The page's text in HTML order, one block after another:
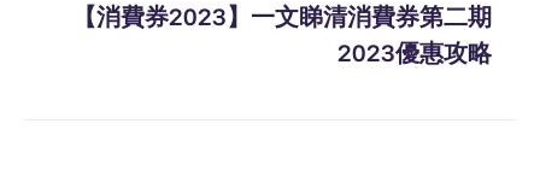
【消費券2023】一文睇清消費券第二期
2023優惠攻略